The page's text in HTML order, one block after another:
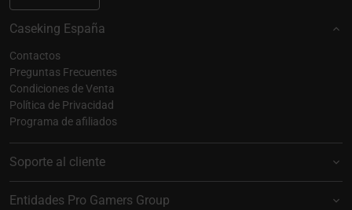
Caseking España
Contactos
Preguntas Frecuentes
Condiciones de Venta
Política de Privacidad
Programa de afiliados
Soporte al cliente
Entidades Pro Gamers Group